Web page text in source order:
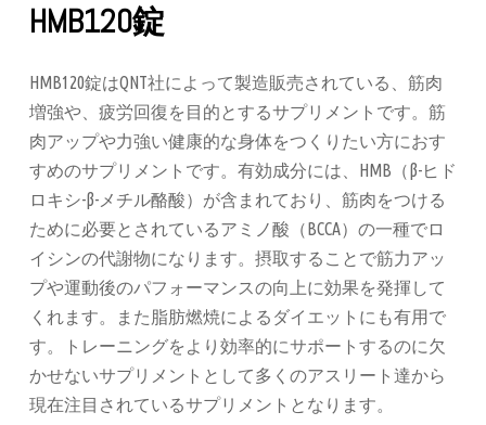
HMB120錠
HMB120錠はQNT社によって製造販売されている、筋肉
増強や、疲労回復を目的とするサプリメントです。筋
肉アップや力強い健康的な身体をつくりたい方におす
すめのサプリメントです。有効成分には、HMB（β-ヒド
ロキシ-β-メチル酪酸）が含まれており、筋肉をつける
ために必要とされているアミノ酸（BCCA）の一種でロ
イシンの代謝物になります。摂取することで筋力アッ
プや運動後のパフォーマンスの向上に効果を発揮して
くれます。また脂肪燃焼によるダイエットにも有用で
す。トレーニングをより効率的にサポートするのに欠
かせないサプリメントとして多くのアスリート達から
現在注目されているサプリメントとなります。